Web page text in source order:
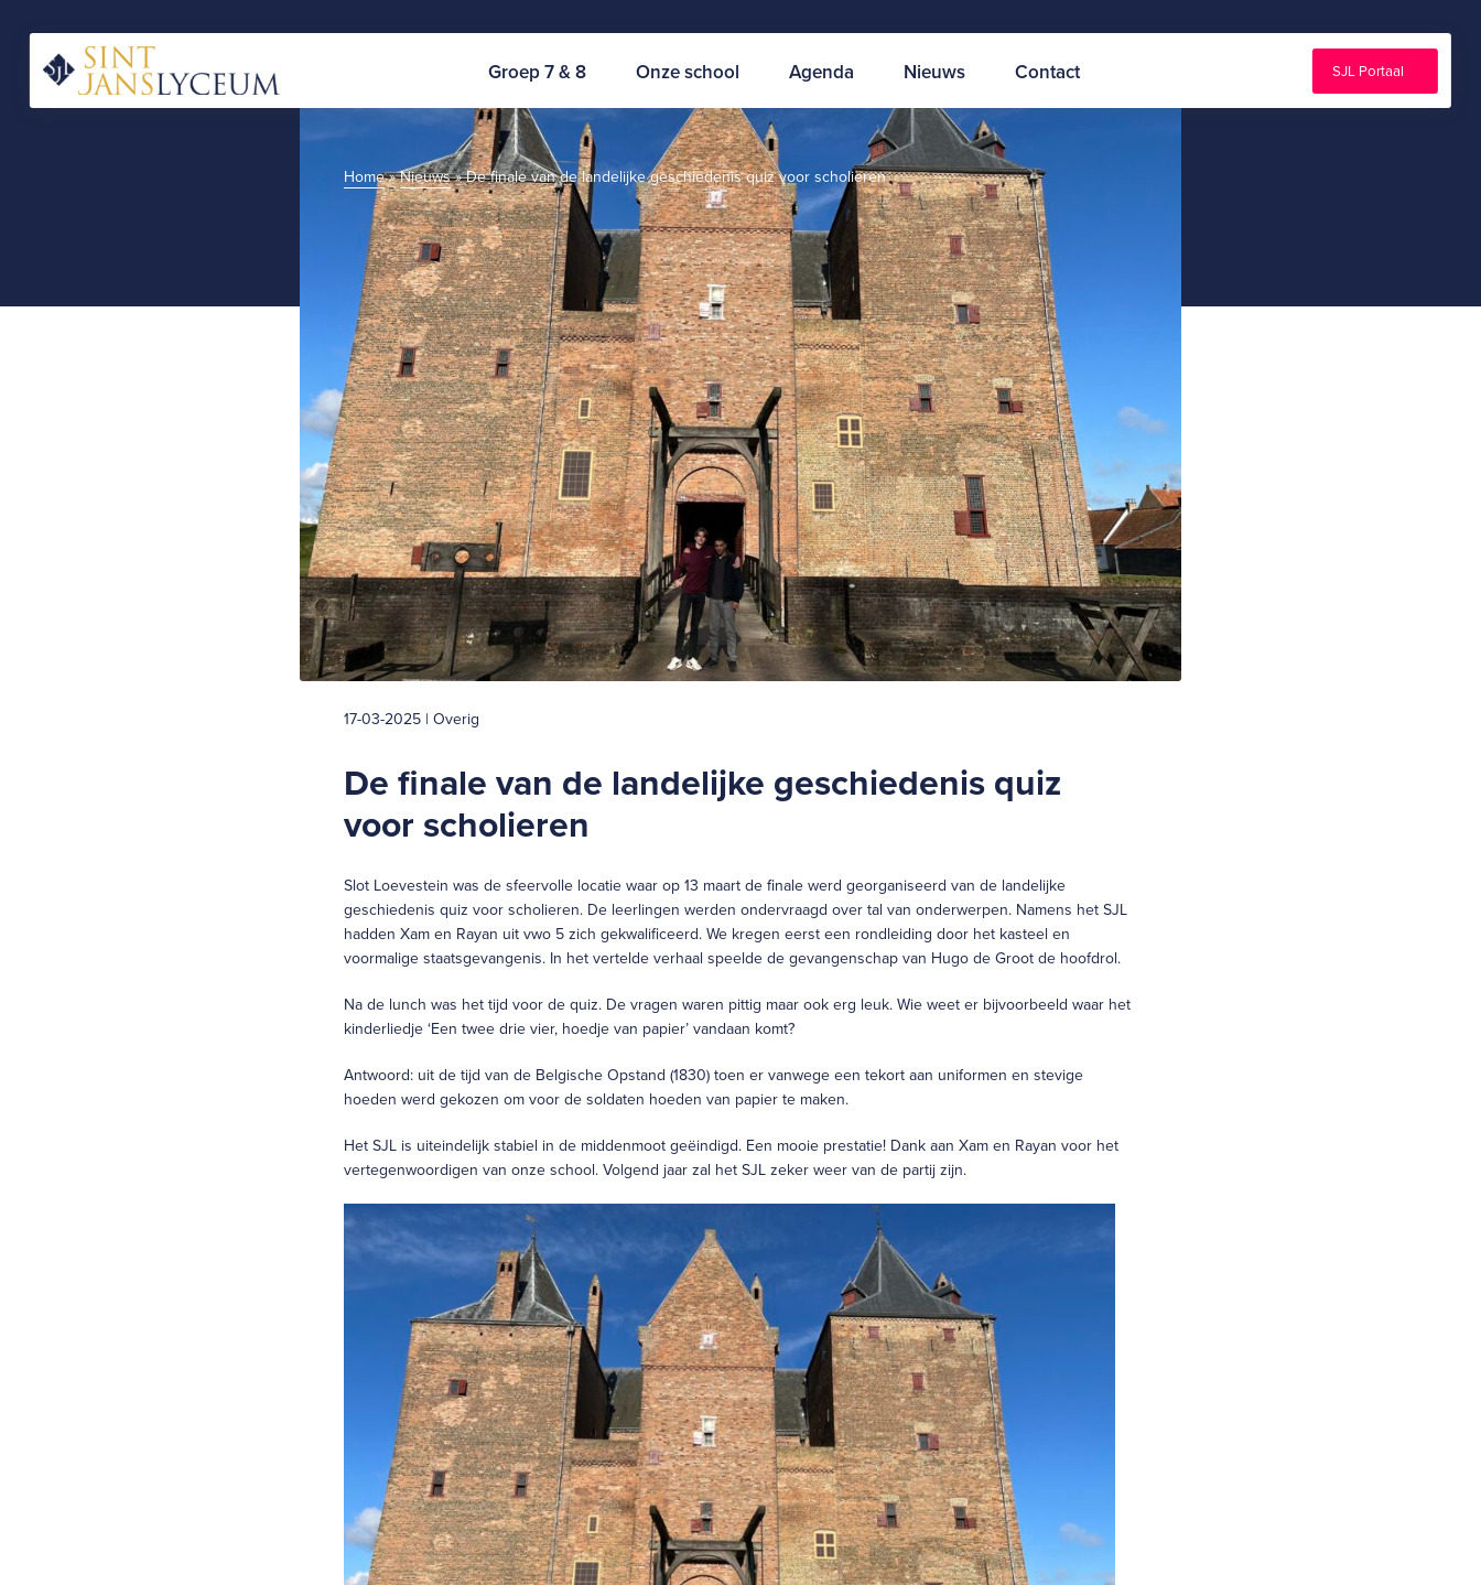
hoofdinhoud
Home Groep 7 & 8 Onze school Agenda Nieuws Contact SJL Portaal
Home»Nieuws»De finale van de landelijke geschiedenis quiz voor scholieren
17-03-2025 | Overig
De finale van de landelijke geschiedenis quiz
voor scholieren
Slot Loevestein was de sfeervolle locatie waar op 13 maart de finale werd georganiseerd van de landelijke
geschiedenis quiz voor scholieren. De leerlingen werden ondervraagd over tal van onderwerpen. Namens het SJL
hadden Xam en Rayan uit vwo 5 zich gekwalificeerd. We kregen eerst een rondleiding door het kasteel en
voormalige staatsgevangenis. In het vertelde verhaal speelde de gevangenschap van Hugo de Groot de hoofdrol.
Na de lunch was het tijd voor de quiz. De vragen waren pittig maar ook erg leuk. Wie weet er bijvoorbeeld waar het
kinderliedje ‘Een twee drie vier, hoedje van papier’ vandaan komt?
Antwoord: uit de tijd van de Belgische Opstand (1830) toen er vanwege een tekort aan uniformen en stevige
hoeden werd gekozen om voor de soldaten hoeden van papier te maken.
Het SJL is uiteindelijk stabiel in de middenmoot geëindigd. Een mooie prestatie! Dank aan Xam en Rayan voor het
vertegenwoordigen van onze school. Volgend jaar zal het SJL zeker weer van de partij zijn.